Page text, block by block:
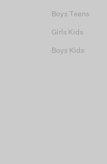
Boys Teens
Girls Kids
Boys Kids